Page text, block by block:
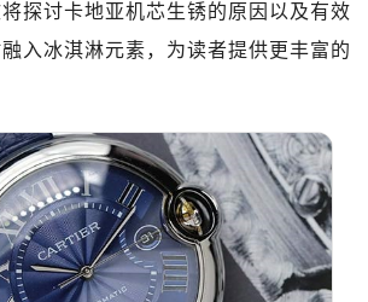
探讨卡地亚机芯生锈的原因以及有效
入冰淇淋元素，为读者提供更丰富的